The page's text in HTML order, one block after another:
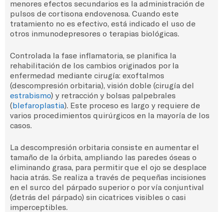
menores efectos secundarios es la administración de
pulsos de cortisona endovenosa. Cuando este
tratamiento no es efectivo, está indicado el uso de
otros inmunodepresores o terapias biológicas.
Controlada la fase inflamatoria, se planifica la
rehabilitación de los cambios originados por la
enfermedad mediante cirugía: exoftalmos
(descompresión orbitaria), visión doble (cirugía del
estrabismo) y retracción y bolsas palpebrales
(blefaroplastia). Este proceso es largo y requiere de
varios procedimientos quirúrgicos en la mayoría de los
casos.
La descompresión orbitaria consiste en aumentar el
tamaño de la órbita, ampliando las paredes óseas o
eliminando grasa, para permitir que el ojo se desplace
hacia atrás. Se realiza a través de pequeñas incisiones
en el surco del párpado superior o por vía conjuntival
(detrás del párpado) sin cicatrices visibles o casi
imperceptibles.